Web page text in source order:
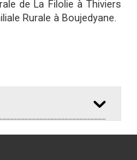
de La Filolie à Thiviers
Rurale à Boujedyane.